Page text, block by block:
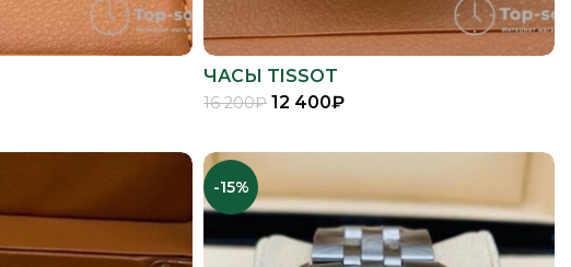
ЧАСЫ TISSOT
16 200₽ 12 400₽
-15%